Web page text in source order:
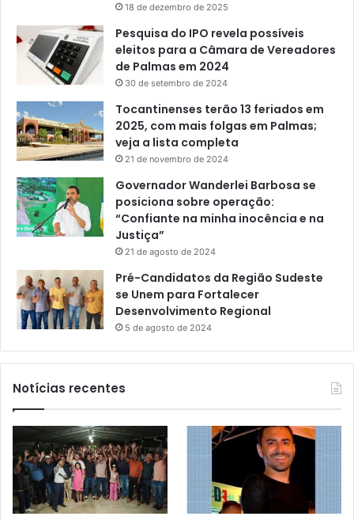
18 de dezembro de 2025
Pesquisa do IPO revela possíveis
eleitos para a Câmara de Vereadores
de Palmas em 2024
30 de setembro de 2024
Tocantinenses terão 13 feriados em
2025, com mais folgas em Palmas;
veja a lista completa
21 de novembro de 2024
Governador Wanderlei Barbosa se
posiciona sobre operação:
“Confiante na minha inocência e na
Justiça”
21 de agosto de 2024
Pré-Candidatos da Região Sudeste
se Unem para Fortalecer
Desenvolvimento Regional
5 de agosto de 2024
Notícias recentes